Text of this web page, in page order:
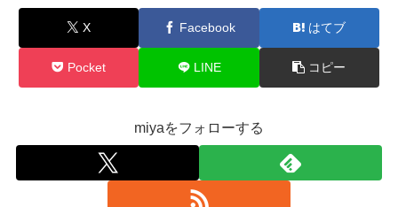
X Facebook はてブ
Pocket LINE コピー
miyaをフォローする